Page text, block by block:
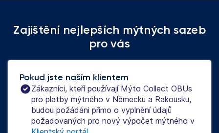
Zajištění nejlepších mýtných sazeb
pro vás
Pokud jste naším klientem
Zákazníci, kteří používají Mýto Collect OBUs
pro platby mýtného v Německu a Rakousku,
budou požádáni přímo o vyplnění údajů
požadovaných pro nový výpočet mýtného v